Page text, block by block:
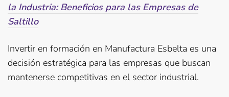
la Industria: Beneficios para las Empresas de
Saltillo
Invertir en formación en Manufactura Esbelta es una
decisión estratégica para las empresas que buscan
mantenerse competitivas en el sector industrial.